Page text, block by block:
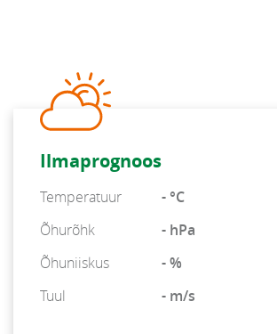
Ilmaprognoos
Temperatuur
- °C
Õhurõhk
- hPa
Õhuniiskus
- %
Tuul
- m/s